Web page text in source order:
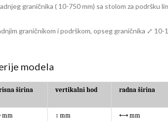
graničnika ( 10-750 mm) sa stolom za podršku
graničnikom i podrškom, opseg graničnika ⤢ 10-
modela
širina vertikalni hod radna širina
mm ↕mm ⟷mm